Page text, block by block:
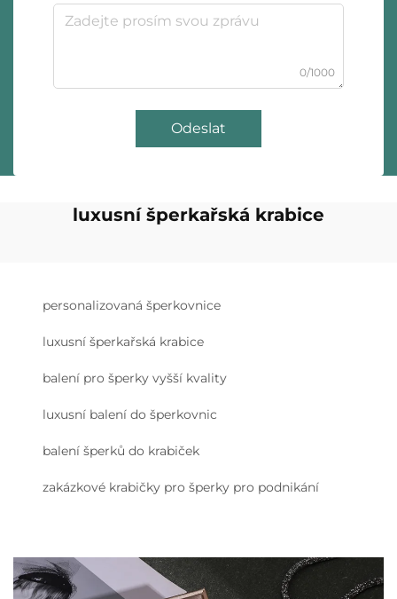
0/1000
Odeslat
luxusní šperkařská krabice
personalizovaná šperkovnice
luxusní šperkařská krabice
balení pro šperky vyšší kvality
luxusní balení do šperkovnic
balení šperků do krabiček
zakázkové krabičky pro šperky pro podnikání